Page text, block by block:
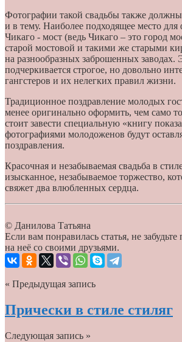
Фотографии такой свадьбы также
и в тему. Наиболее подходящее место для
Чикаго - мост (ведь Чикаго – это город
старой мостовой и такими же старыми
на разнообразных заброшенных заводах.
подчеркивается строгое, но довольно
гангстеров и их нелегких правил жизни.
Традиционное поздравление молодых
менее оригинально оформить, чем само
стоит завести специальную «книгу
фотографиями молодоженов будут
поздравления.
Красочная и незабываемая свадьба в
изысканное, незабываемое торжество,
свяжет два влюбленных сердца.
© Данилова Татьяна
Если вам понравилась статья, не
на неё со своими друзьями.
« Предыдущая запись
Прически в стиле стиляг
Следующая запись »